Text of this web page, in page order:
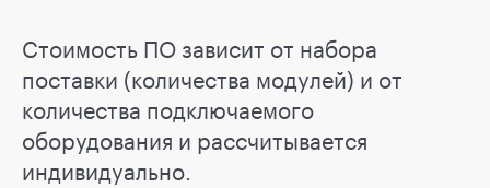
Стоимость ПО зависит от набора
поставки (количества модулей) и от
количества подключаемого
оборудования и рассчитывается
индивидуально.